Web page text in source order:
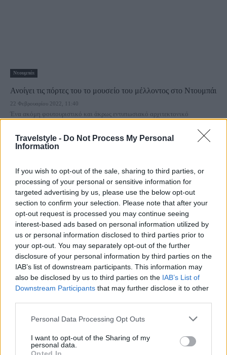
Travelstyle - Do Not Process My Personal
Information
If you wish to opt-out of the sale, sharing to third parties, or
processing of your personal or sensitive information for
targeted advertising by us, please use the below opt-out
section to confirm your selection. Please note that after your
opt-out request is processed you may continue seeing
interest-based ads based on personal information utilized by
us or personal information disclosed to third parties prior to
your opt-out. You may separately opt-out of the further
disclosure of your personal information by third parties on the
IAB’s list of downstream participants. This information may
also be disclosed by us to third parties on the IAB’s List of
Downstream Participants that may further disclose it to other
Please note that this website/app uses one or more Google
not limited to your visit or usage behaviour. You may click to
grant or deny consent to Google and its third-party tags to
Personal Data Processing Opt Outs
I want to opt-out of the Sharing of my
personal data.
Ντουμπάι
Ανοίγει τις πόρτες του το μουσείο του μέλλοντος στο Ντουμπάι
22 Φεβρουαρίου 2022, 11:40
Ένα ακόμη φουτουριστικό και άκρως εντυπωσιακό αρχιτεκτονικό
Το Μουσείο...
10 εντυπωσιακά νεόκοπα μουσεία στον κόσμο άνοιξαν για το
κοινό μέσα στο 2020 και ξεχωρίζουν για το ιδιαίτερο design
τους!
ταξιδέψουμε...